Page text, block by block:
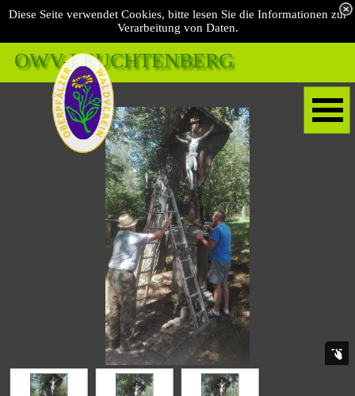
Diese Seite verwendet Cookies, bitte lesen Sie die Informationen zur
Verarbeitung von Daten.
OWV-LEUCHTENBERG